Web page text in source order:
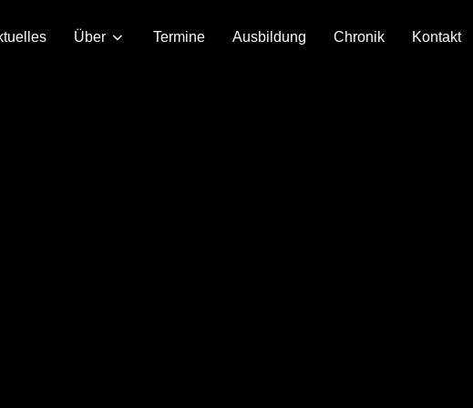
Über Termine Ausbildung Chronik Kontakt